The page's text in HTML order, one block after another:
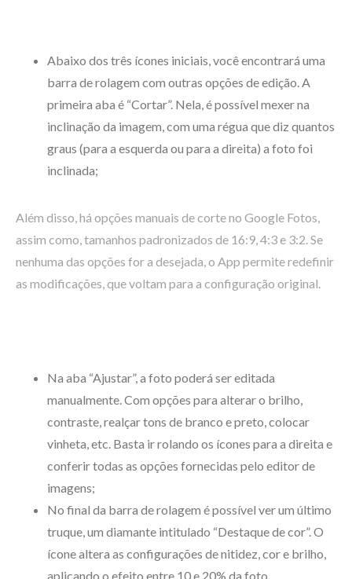
Abaixo dos três ícones iniciais, você encontrará uma
barra de rolagem com outras opções de edição. A
primeira aba é “Cortar”. Nela, é possível mexer na
inclinação da imagem, com uma régua que diz quantos
graus (para a esquerda ou para a direita) a foto foi
inclinada;
Além disso, há opções manuais de corte no Google Fotos,
assim como, tamanhos padronizados de 16:9, 4:3 e 3:2. Se
nenhuma das opções for a desejada, o App permite redefinir
as modificações, que voltam para a configuração original.
Na aba “Ajustar”, a foto poderá ser editada
manualmente. Com opções para alterar o brilho,
contraste, realçar tons de branco e preto, colocar
vinheta, etc. Basta ir rolando os ícones para a direita e
conferir todas as opções fornecidas pelo editor de
imagens;
No final da barra de rolagem é possível ver um último
truque, um diamante intitulado “Destaque de cor”. O
ícone altera as configurações de nitidez, cor e brilho,
aplicando o efeito entre 10 e 20% da foto.